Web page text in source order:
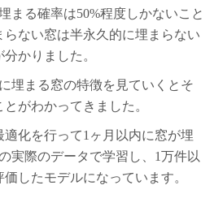
まる確率は50%程度しかないこと
らない窓は半永久的に埋まらない
かりました。
埋まる窓の特徴を見ていくとそ
がわかってきました。
化を行って1ヶ月以内に窓が埋
実際のデータで学習し、1万件以
価したモデルになっています。